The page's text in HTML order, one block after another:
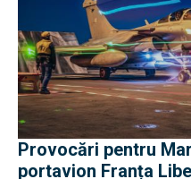
Provocări pentru
portavion Franța